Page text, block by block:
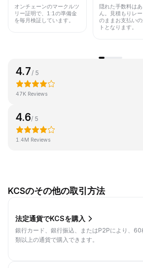
オンチェーンのマークルツ
リー証明で、1:1の準備金
を毎月検証しています。
隠れた手数料は
ん。見積もりレ
のままお支払い
トとなります。
4.7 / 5
47K Reviews
4.6/ 5
1.4M Reviews
KCSのその他の取引方法
法定通貨でKCSを購入
銀行カード、銀行振込、またはP2Pにより、60
類以上の通貨で購入できます。